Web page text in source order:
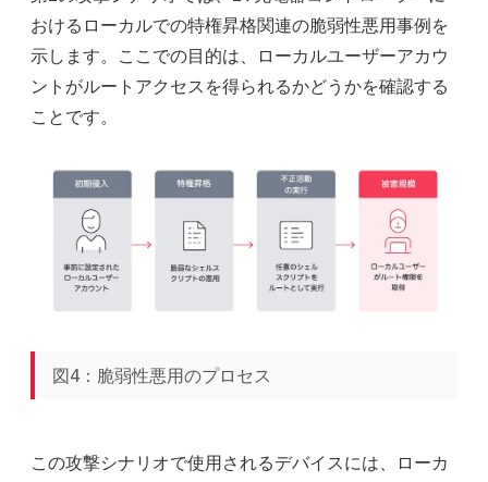
おけるローカルでの特権昇格関連の脆弱性悪用事例を
示します。ここでの目的は、ローカルユーザーアカウ
ントがルートアクセスを得られるかどうかを確認する
ことです。
図4：脆弱性悪用のプロセス
この攻撃シナリオで使用されるデバイスには、ローカ